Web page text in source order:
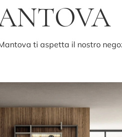
ti aspetta il nostro